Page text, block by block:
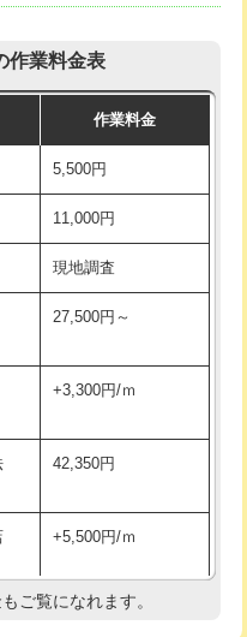
38,500円
38,500円
22,000円
16,500円
現場見積
す。
22,000円+材料費
16,500円
作業料金表
作業料金
5,500円
11,000円
現地調査
27,500円～
+3,300円/ｍ
42,350円
+5,500円/ｍ
現地調査
ご覧になれます。